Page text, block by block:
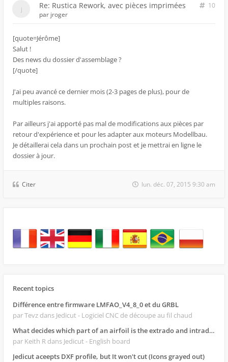
Re: Rustica Rework, avec pièces imprimées
10
par jroger
[quote=Jérôme]
Salut !
Des news du dossier d'assemblage ?
[/quote]
J'ai peu avancé ce dernier mois (2-3 pages de plus), pour de
multiples raisons.
Par ailleurs j'ai apporté pas mal de modifications aux pièces par
retour d'expérience et pour les adapter aux moteurs Modellbau.
Je détaillerai cela dans un prochain post et je mettrai en ligne le
dossier à jour.
Citer lun. déc. 07, 2015 9:30 am
Recent topics
Différence entre firmware LMFAO_V4_8_0 et du GRBL
par Tevz dans Jedicut - Logiciel CNC de découpe au fil chaud
What decides which part of an airfoil is the extrado and intrado?
par Keith R dans Jedicut - English board
Jedicut aceepts DXF profile, but It won't cut (Icons grayed out)